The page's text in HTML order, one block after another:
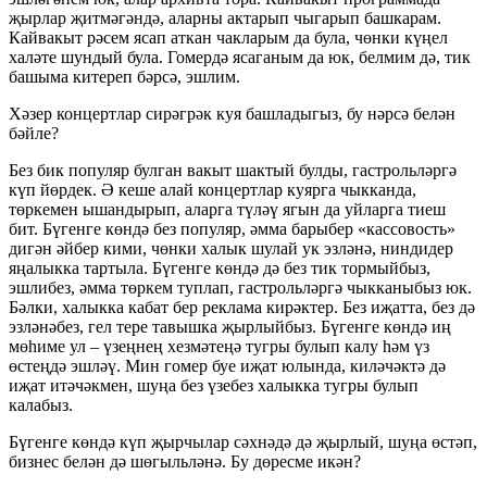
җырлар җитмәгәндә, аларны актарып чыгарып башкарам.
Кайвакыт рәсем ясап аткан чакларым да була, чөнки күңел
халәте шундый була. Гомердә ясаганым да юк, белмим дә, тик
башыма китереп бәрсә, эшлим.
Хәзер концертлар сирәгрәк куя башладыгыз, бу нәрсә белән
бәйле?
Без бик популяр булган вакыт шактый булды, гастрольләргә
күп йөрдек. Ә кеше алай концертлар куярга чыкканда,
төркемен ышандырып, аларга түләү ягын да уйларга тиеш
бит. Бүгенге көндә без популяр, әмма барыбер «кассовость»
дигән әйбер кими, чөнки халык шулай ук эзләнә, ниндидер
яңалыкка тартыла. Бүгенге көндә дә без тик тормыйбыз,
эшлибез, әмма төркем туплап, гастрольләргә чыкканыбыз юк.
Бәлки, халыкка кабат бер реклама кирәктер. Без иҗатта, без дә
эзләнәбез, гел тере тавышка җырлыйбыз. Бүгенге көндә иң
мөһиме ул – үзеңнең хезмәтеңә тугры булып калу һәм үз
өстеңдә эшләү. Мин гомер буе иҗат юлында, киләчәктә дә
иҗат итәчәкмен, шуңа без үзебез халыкка тугры булып
калабыз.
Бүгенге көндә күп җырчылар сәхнәдә дә җырлый, шуңа өстәп,
бизнес белән дә шөгыльләнә. Бу дөресме икән?